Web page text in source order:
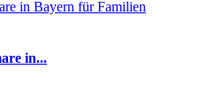
in...